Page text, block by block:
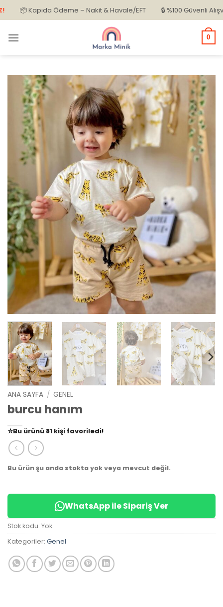
İçeriğe
atla
Kapıda Ödeme – Nakit & Havale/EFT 🔒 %100 Güvenli Alışveriş
0
ANA SAYFA / GENEL
burcu hanım
⭐️Bu ürünü 81 kişi favoriledi!
🛒39 kişisepetine ekledi!
✅ Bugün 14 adet
Bu ürün şu anda stokta yok veya mevcut değil.
WhatsApp ile Sipariş Ver
Stok kodu: Yok
Kategoriler: Genel